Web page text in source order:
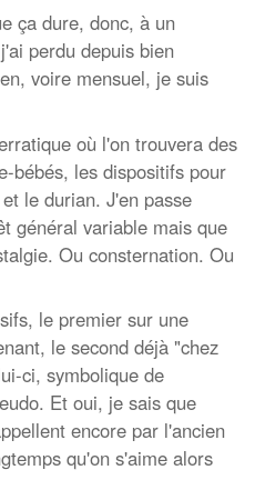
ça dure, donc, à un
perdu depuis bien
voire mensuel, je suis
où l'on trouvera des
bébés, les dispositifs pour
le durian. J'en passe
général variable mais que
Ou consternation. Ou
le premier sur une
le second déjà "chez
ci, symbolique de
Et oui, je sais que
encore par l'ancien
qu'on s'aime alors